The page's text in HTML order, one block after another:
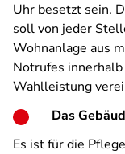
Uhr besetzt sein.
soll von jeder
Wohnanlage aus
Notrufes
Wahlleistung
Das
Es ist für die